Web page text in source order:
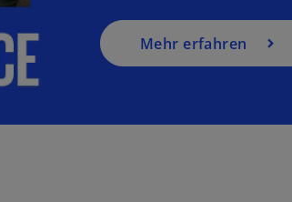
Mehr erfahren